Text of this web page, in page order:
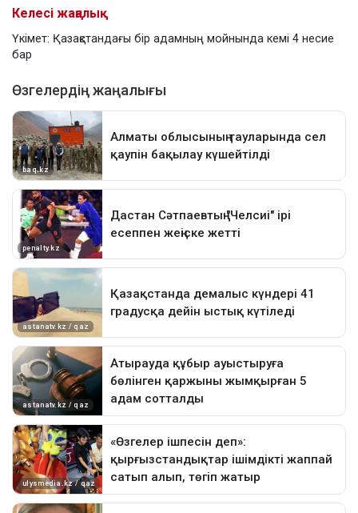
Келесі жаңалық
Үкімет: Қазақстандағы бір адамның мойнында кемі 4 несие
бар